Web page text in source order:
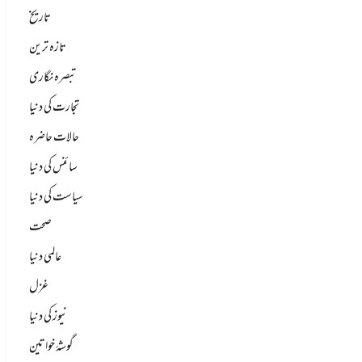
تاریخ
تازہ ترین
تبصرہ نگاری
تجارت کی دنیا
حالات حاضرہ
سائنس کی دنیا
سیاست کی دنیا
صحت
عالمی دنیا
غزل
نیوز کی دنیا
گوشۂ خواتین